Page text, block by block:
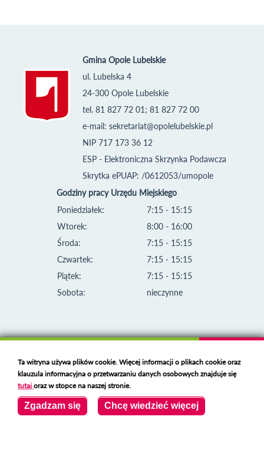
Gmina Opole Lubelskie
ul. Lubelska 4
24-300 Opole Lubelskie
tel. 81 827 72 01; 81 827 72 00
e-mail: sekretariat@opolelubelskie.pl
NIP 717 173 36 12
ESP - Elektroniczna Skrzynka Podawcza
Skrytka ePUAP: /0612053/umopole
Godziny pracy Urzędu Miejskiego
Poniedziałek:
Wtorek:
Środa:
Czwartek:
Piątek:
Sobota:
7:15 - 15:15
8:00 - 16:00
7:15 - 15:15
7:15 - 15:15
7:15 - 15:15
nieczynne
Ta witryna używa plików cookie. Więcej informacji o plikach cookie oraz
klauzula informacyjna o przetwarzaniu danych osobowych znajduje się
tutajoraz w stopce na naszej stronie.
Zgadzam się Chcę wiedzieć więcej